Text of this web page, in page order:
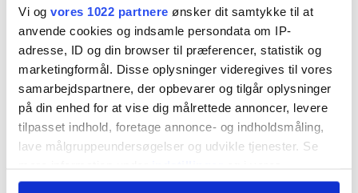
Vi og vores 1022 partnere ønsker dit samtykke til at
anvende cookies og indsamle persondata om IP-
adresse, ID og din browser til præferencer, statistik og
marketingformål. Disse oplysninger videregives til vores
samarbejdspartnere, der opbevarer og tilgår oplysninger
på din enhed for at vise dig målrettede annoncer, levere
tilpasset indhold, foretage annonce- og indholdsmåling,
lave målgruppeundersøgelser og udvikle tjenester. Se
persondatapolitik. Du kan altid trække dit samtykke
Morten W. Langer
tirsdag 10. marts 2026 kl. 10:30
“It’s easy to get distracted by the nonstop stream
of (usually negative) headlines. But as investors,
and especially in times of heightened uncertainty,